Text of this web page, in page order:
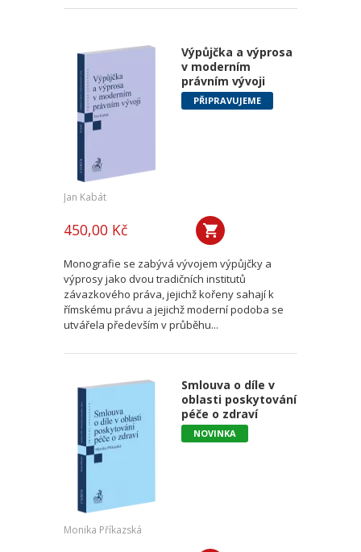
Výpůjčka a výprosa
v moderním
právním vývoji
PŘIPRAVUJEME
Jan Kabát
450,00 Kč
Monografie se zabývá vývojem výpůjčky a
výprosy jako dvou tradičních institutů
závazkového práva, jejichž kořeny sahají k
římskému právu a jejichž moderní podoba se
utvářela především v průběhu...
Smlouva o díle v
oblasti poskytování
péče o zdraví
NOVINKA
Monika Příkazská